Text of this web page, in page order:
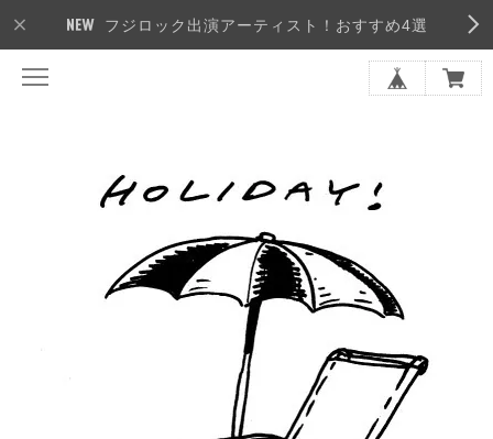
フジロック出演アーティスト！おすすめ4選